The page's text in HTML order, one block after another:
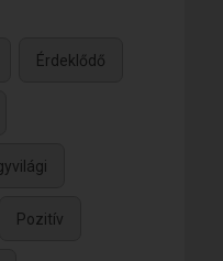
Érdeklődő
Pozitív